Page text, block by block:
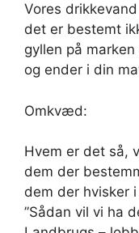
Vores
det er bestemt
gyllen på
og ender i din
Omkvæd:
Hvem er det så,
dem der
dem der hvisker
”Sådan vil vi ha